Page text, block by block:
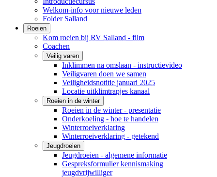
Welkom-info voor nieuwe leden
Folder Salland
Roeien
Kom roeien bij RV Salland - film
Coachen
Veilig varen
Inklimmen na omslaan - instructievideo
Veiligvaren doen we samen
Veiligheidsnotitie januari 2025
Locatie uitklimtrapjes kanaal
Roeien in de winter
Roeien in de winter - presentatie
Onderkoeling - hoe te handelen
Winterroeiverklaring
Winterroeiverklaring - getekend
Jeugdroeien
Jeugdroeien - algemene informatie
Gespreksformulier kennismaking
jeugdvrijwilliger